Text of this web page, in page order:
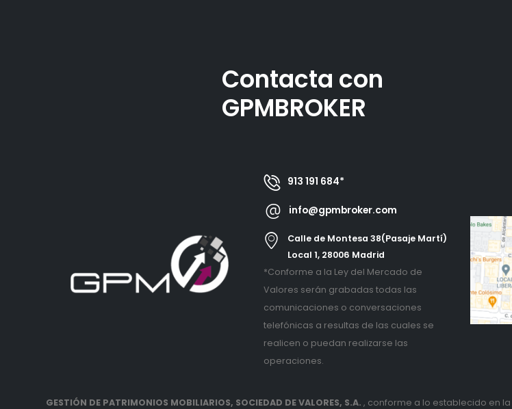
Contacta con
GPMBROKER
913 191 684*
info@gpmbroker.com
Calle de Montesa 38(Pasaje Martí)
Local 1, 28006 Madrid
*Conforme a la Ley del Mercado de
Valores serán grabadas todas las
comunicaciones o conversaciones
telefónicas a resultas de las cuales se
realicen o puedan realizarse las
operaciones.
GESTIÓN DE PATRIMONIOS MOBILIARIOS, SOCIEDAD DE VALORES, S.A. , conforme a lo establecido en